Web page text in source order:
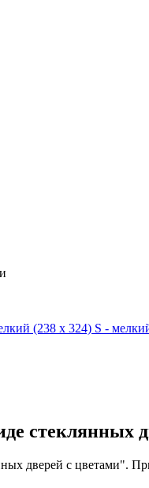
(238 x 324) S -
стеклянных
дверей с цветами".